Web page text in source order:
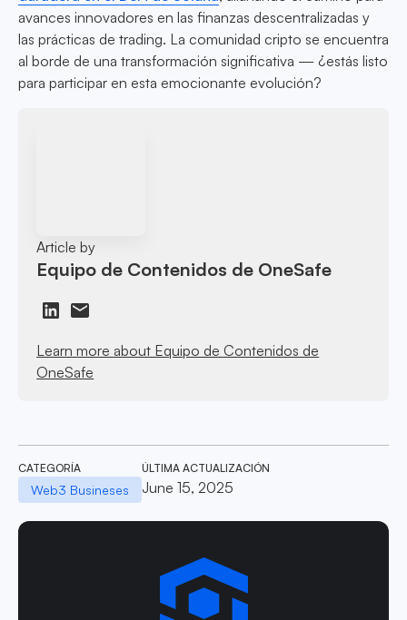
avances innovadores en las finanzas descentralizadas y
las prácticas de trading. La comunidad cripto se encuentra
al borde de una transformación significativa — ¿estás listo
para participar en esta emocionante evolución?
Article by
Equipo de Contenidos de OneSafe
Learn more about Equipo de Contenidos de
OneSafe
CATEGORÍA
Web3 Busineses
ÚLTIMA ACTUALIZACIÓN
June 15, 2025